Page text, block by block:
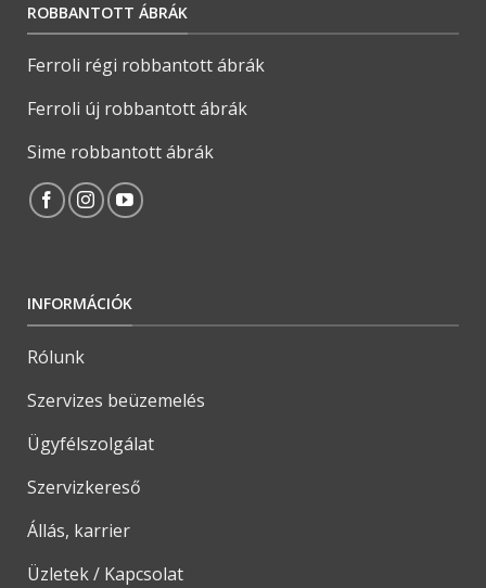
ROBBANTOTT ÁBRÁK
Ferroli régi robbantott ábrák
Ferroli új robbantott ábrák
Sime robbantott ábrák
INFORMÁCIÓK
Rólunk
Szervizes beüzemelés
Ügyfélszolgálat
Szervizkereső
Állás, karrier
Üzletek / Kapcsolat